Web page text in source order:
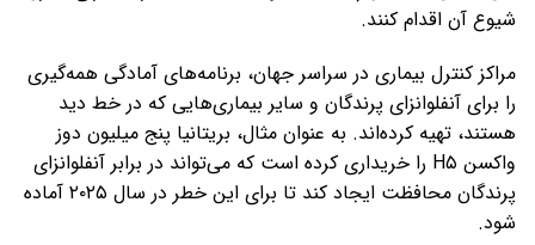
شیوع آن اقدام کنند.
مراکز کنترل بیماری در سراسر جهان، برنامه‌های آمادگی همه‌گیری
را برای آنفلوانزای پرندگان و سایر بیماری‌هایی که در خط دید
هستند، تهیه کرده‌اند. به عنوان مثال، بریتانیا پنج میلیون دوز
واکسن H۵ را خریداری کرده است که می‌تواند در برابر آنفلوانزای
پرندگان محافظت ایجاد کند تا برای این خطر در سال ۲۰۲۵ آماده
شود.